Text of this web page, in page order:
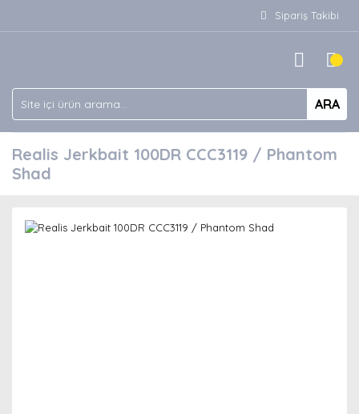
Sipariş Takibi
ARA
Realis Jerkbait 100DR CCC3119 / Phantom
Shad